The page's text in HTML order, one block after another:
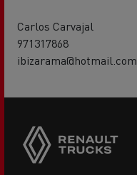
Carlos Carvajal
971317868
ibizarama@hotmail.com